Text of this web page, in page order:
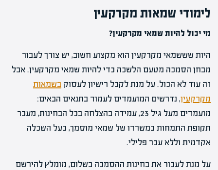
לימודי שמאות מקרקעין
מי יכול להיות שמאי מקרקעין?
היות שששמאי מקרקעין הוא מקצוע חשוב, יש צורך לעבור
מבחן הסמכה מטעם הלשכה כדי להיות שמאי מקרקעין. אבל
זה עוד לא הכול. על מנת לקבל רישיון לעסוק בשמאות
מקרקעין, נדרשים המועמדים לעמוד בתנאים הבאים:
מועמדים מעל גיל 23, עמידה בהצלחה בכל הבחינות, מעבר
תקופת התמחות במשרדו של שמאי מוסמך, בעל השכלה
אקדמית וללא עבר פלילי.
על מנת לעבור את בחינות ההסמכה בשלום, מומלץ להירשם